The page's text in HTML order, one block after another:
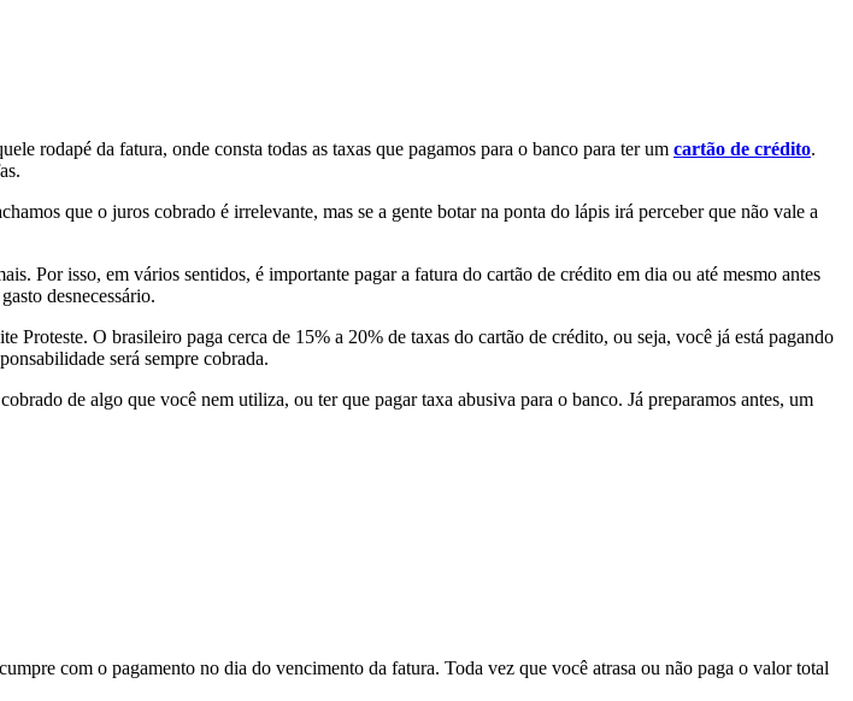
rodapé da fatura, onde consta todas as taxas que pagamos para o banco para ter um cartão de crédito.
que o juros cobrado é irrelevante, mas se a gente botar na ponta do lápis irá perceber que não vale a
Por isso, em vários sentidos, é importante pagar a fatura do cartão de crédito em dia ou até mesmo antes
desnecessário.
O brasileiro paga cerca de 15% a 20% de taxas do cartão de crédito, ou seja, você já está pagando
será sempre cobrada.
de algo que você nem utiliza, ou ter que pagar taxa abusiva para o banco. Já preparamos antes, um
com o pagamento no dia do vencimento da fatura. Toda vez que você atrasa ou não paga o valor total